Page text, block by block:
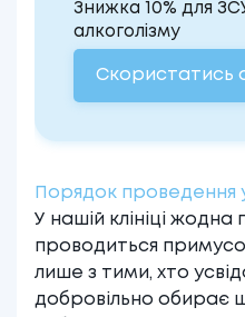
Знижка 10% для
алкоголізму
Скористатись
Порядок проведення
У нашій клініці
проводиться
лише з тими, хто
добровільно обирає